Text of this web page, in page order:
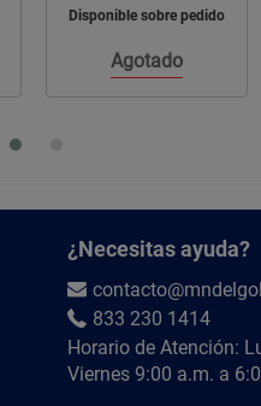
Disponible sobre pedido
Agotado
¿Necesitas ayuda?
833 230 1414
Horario de Atención:
Viernes 9:00 a.m. a